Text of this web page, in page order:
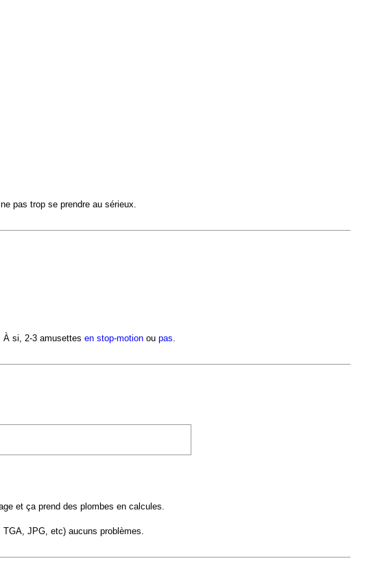
pas trop se prendre au sérieux.
À si, 2-3 amusettes en stop-motionou pas
et ça prend des plombes en calcules.
JPG, etc) aucuns problèmes.